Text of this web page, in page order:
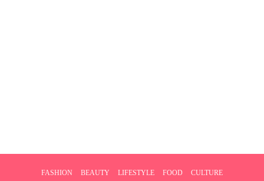
FASHION BEAUTY LIFESTYLE FOOD CULTURE